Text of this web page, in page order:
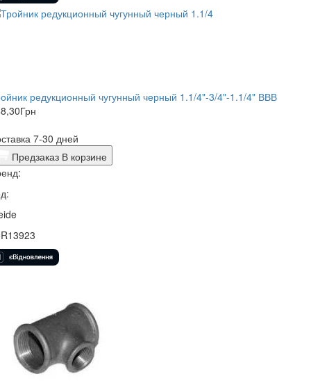
редукционный чугунный черный 1.1/4"-3/4"-1.1/4" ВВВ
Грн
7-30 дней
Предзаказ В корзине